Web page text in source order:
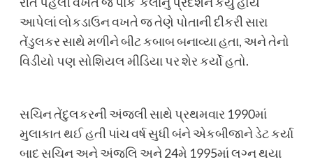
આપેલાં લોકડાઉન વખતે જ તેણે પોતાની દીકરી સારા
તેંડુલકર સાથે મળીને બીટ કબાબ બનાવ્યા હતા, અને તેનો
વિડીયો પણ સોશિયલ મીડિયા પર શેર કર્યો હતો.
સચિન તેંદુલકરની અંજલી સાથે પ્રથમવાર 1990માં
મુલાકાત થઈ હતી પાંચ વર્ષ સુધી બંને એકબીજાને ડેટ કર્યા
બાદ સચિન અને અંજલિ અને 24મે 1995માં લગ્ન થયા